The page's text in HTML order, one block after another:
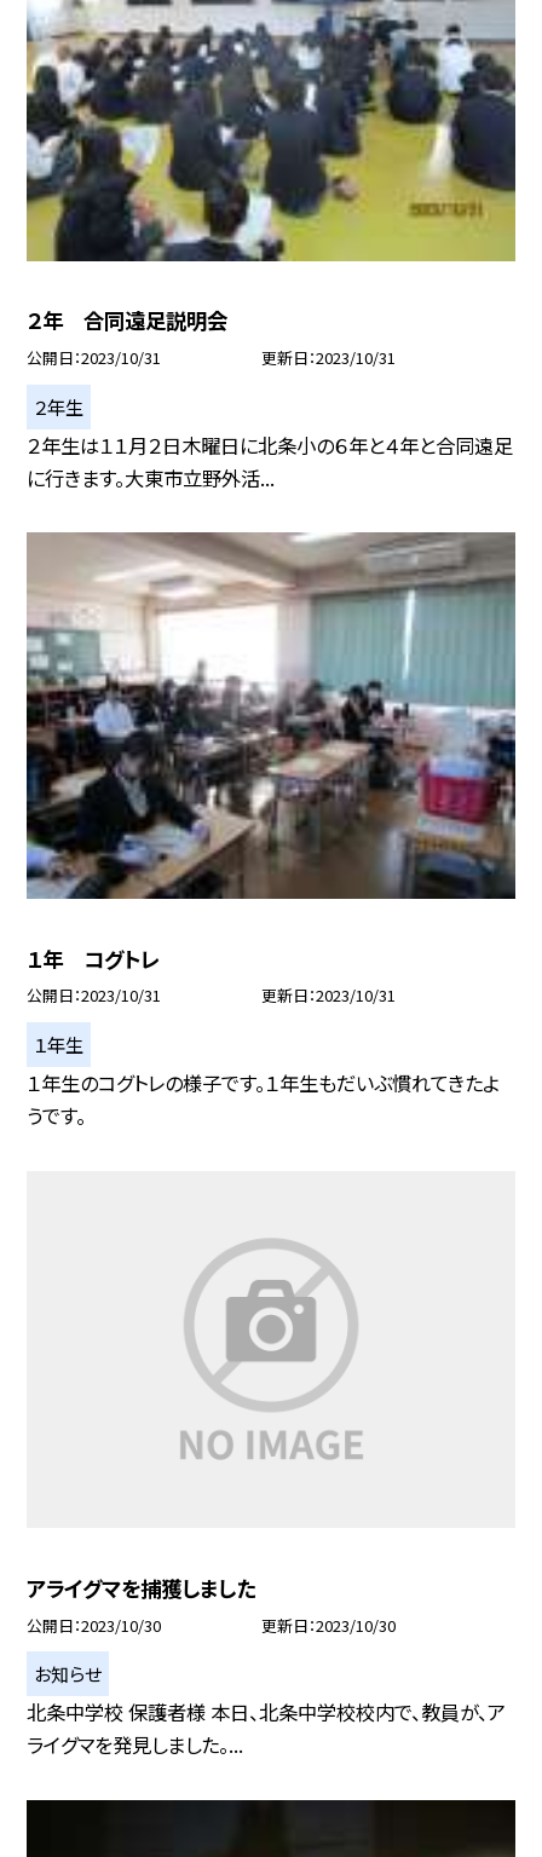
２年 合同遠足説明会
公開日 2023/10/31 更新日 2023/10/31
２年生
２年生は１１月２日木曜日に北条小の６年と４年と合同遠足
に行きます。大東市立野外活...
１年 コグトレ
公開日 2023/10/31 更新日 2023/10/31
１年生
１年生のコグトレの様子です。１年生もだいぶ慣れてきたよ
うです。
アライグマを捕獲しました
公開日 2023/10/30 更新日 2023/10/30
お知らせ
北条中学校 保護者様 本日、北条中学校校内で、教員が、ア
ライグマを発見しました。...